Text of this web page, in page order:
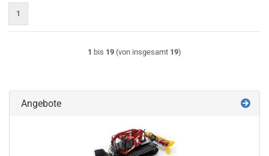
1
1 bis 19 (von insgesamt 19)
Angebote